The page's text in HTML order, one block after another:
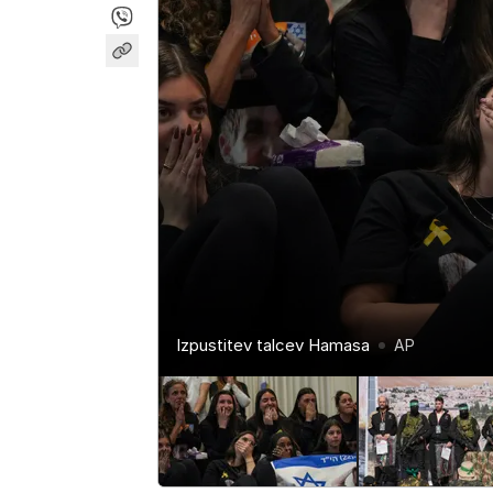
Izpustitev talcev Hamasa AP
Izpustitev talcev Hamasa AP
Izpustitev talcev Hamasa AP